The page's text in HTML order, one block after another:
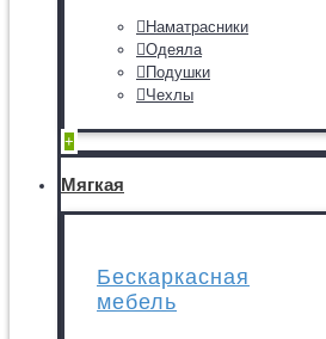
Наматрасники
Одеяла
Подушки
Чехлы
+
Мягкая
Бескаркасная
мебель